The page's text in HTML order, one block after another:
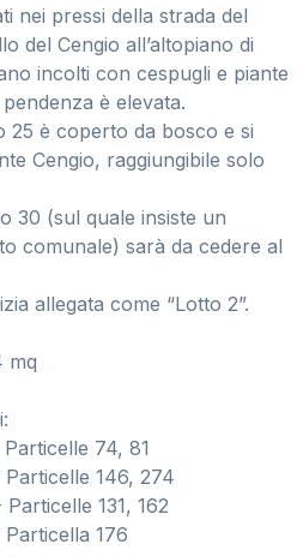
nei pressi della strada del
del Cengio all’altopiano di
incolti con cespugli e piante
è elevata.
25 è coperto da bosco e si
Cengio, raggiungibile solo
30 (sul quale insiste un
comunale) sarà da cedere al
allegata come “Lotto 2”.
mq
74, 81
146, 274
131, 162
176